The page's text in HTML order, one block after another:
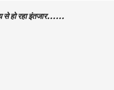
से हो रहा इंतजार……